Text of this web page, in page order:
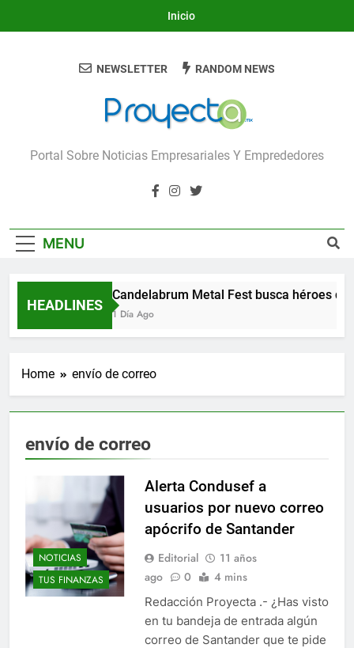
Inicio
Proyecta
Portal Sobre Noticias Empresariales Y Emprededores
NEWSLETTER RANDOM NEWS
MENU
HEADLINES
Candelabrum Metal Fest busca héroes de
1 Día Ago
Home envío de correo
envío de correo
NOTICIAS
TUS FINANZAS
Alerta Condusef a
usuarios por nuevo correo
apócrifo de Santander
Editorial
11 años
ago
0 4 mins
Redacción Proyecta .- ¿Has visto
en tu bandeja de entrada algún
correo de Santander que te pide